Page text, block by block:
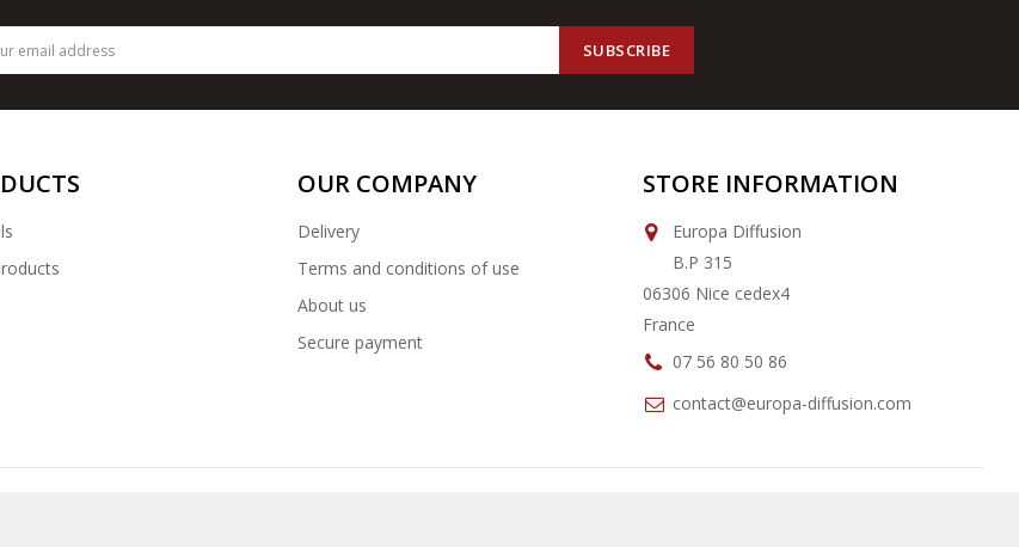
OUR COMPANY
Delivery
Terms and conditions of use
About us
Secure payment
STORE INFORMATION
Europa Diffusion
B.P 315
06306 Nice cedex4
France
07 56 80 50 86
contact@europa-diffusion.com